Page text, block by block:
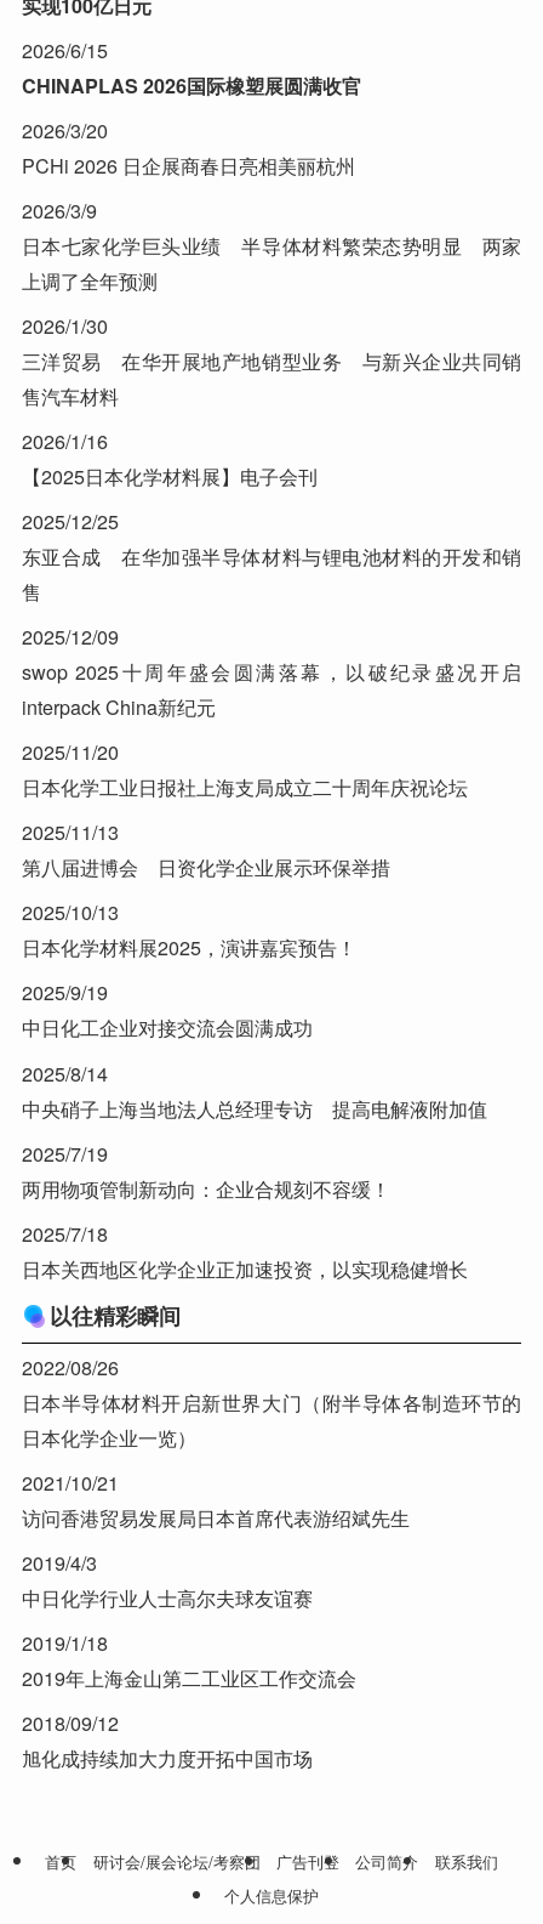
2026/6/15
CHINAPLAS 2026国际橡塑展圆满收官
2026/3/20
PCHi 2026 日企展商春日亮相美丽杭州
2026/3/9
日本七家化学巨头业绩 半导体材料繁荣态势明显 两家
上调了全年预测
2026/1/30
三洋贸易 在华开展地产地销型业务 与新兴企业共同销
售汽车材料
2026/1/16
【2025日本化学材料展】电子会刊
2025/12/25
东亚合成 在华加强半导体材料与锂电池材料的开发和销
售
2025/12/09
swop 2025十周年盛会圆满落幕，以破纪录盛况开启
interpack China新纪元
2025/11/20
日本化学工业日报社上海支局成立二十周年庆祝论坛
2025/11/13
第八届进博会 日资化学企业展示环保举措
2025/10/13
日本化学材料展2025，演讲嘉宾预告！
2025/9/19
中日化工企业对接交流会圆满成功
2025/8/14
中央硝子上海当地法人总经理专访 提高电解液附加值
2025/7/19
两用物项管制新动向：企业合规刻不容缓！
2025/7/18
日本关西地区化学企业正加速投资，以实现稳健增长
以往精彩瞬间
2022/08/26
日本半导体材料开启新世界大门（附半导体各制造环节的
日本化学企业一览）
2021/10/21
访问香港贸易发展局日本首席代表游绍斌先生
2019/4/3
中日化学行业人士高尔夫球友谊赛
2019/1/18
2019年上海金山第二工业区工作交流会
2018/09/12
旭化成持续加大力度开拓中国市场
首页 研讨会/展会论坛/考察团 广告刊登 公司简介
联系我们
个人信息保护